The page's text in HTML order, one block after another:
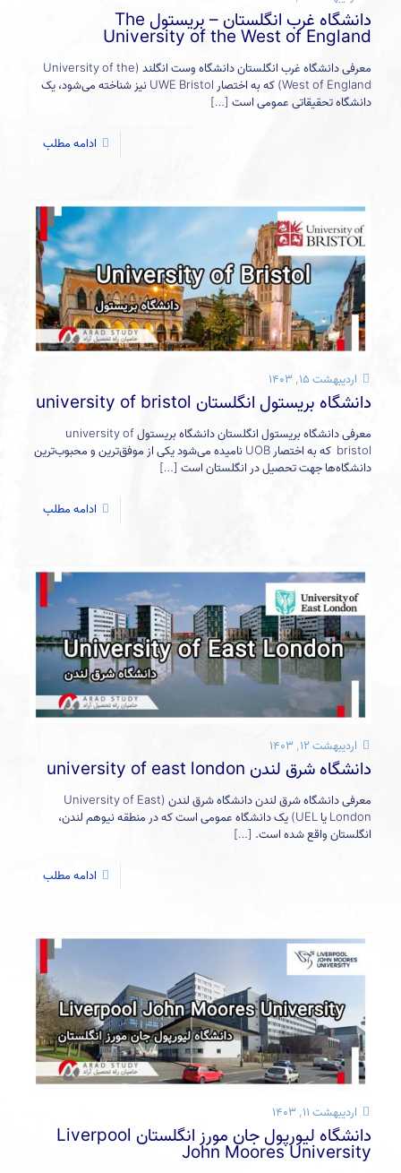
دانشگاه غرب انگلستان – بریستول The
University of the West of England
معرفی دانشگاه غرب انگلستان دانشگاه وست انگلند (University of the
West of England) که به اختصار UWE Bristol نیز شناخته می‌شود، یک
دانشگاه تحقیقاتی عمومی است […]
ادامه مطلب
اردیبهشت ۱۵, ۱۴۰۳
دانشگاه بریستول انگلستان university of bristol
معرفی دانشگاه بریستول انگلستان دانشگاه بریستول university of
bristol که به اختصار UOB نامیده می‌شود یکی از موفق‌ترین و محبوب‌ترین
دانشگاه‌ها جهت تحصیل در انگلستان است […]
ادامه مطلب
اردیبهشت ۱۲, ۱۴۰۳
دانشگاه شرق لندن university of east london
معرفی دانشگاه شرق لندن دانشگاه شرق لندن (University of East
London یا UEL) یک دانشگاه عمومی است که در منطقه نیوهم لندن،
انگلستان واقع شده است. […]
ادامه مطلب
اردیبهشت ۱۱, ۱۴۰۳
دانشگاه لیورپول جان مورز انگلستان Liverpool
John Moores University